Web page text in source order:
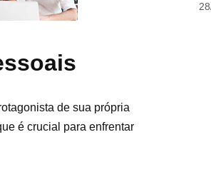
de sua própria
é crucial para enfrentar